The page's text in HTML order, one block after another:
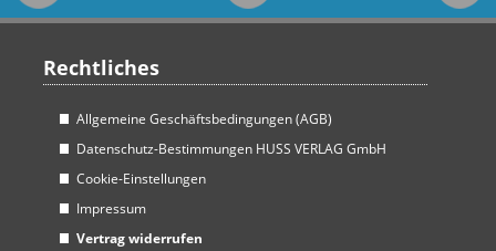
Rechtliches
Allgemeine Geschäftsbedingungen (AGB)
Datenschutz-Bestimmungen HUSS VERLAG GmbH
Cookie-Einstellungen
Impressum
Vertrag widerrufen